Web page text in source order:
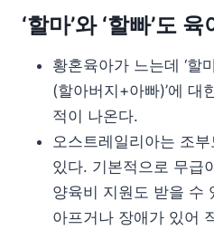
‘할마’와 ‘할빠’도
황혼육아가 느는데 ‘할
(할아버지+아빠)’에 대
적이 나온다.
오스트레일리아는 조
있다. 기본적으로 무급
양육비 지원도 받을 수
아프거나 장애가 있어